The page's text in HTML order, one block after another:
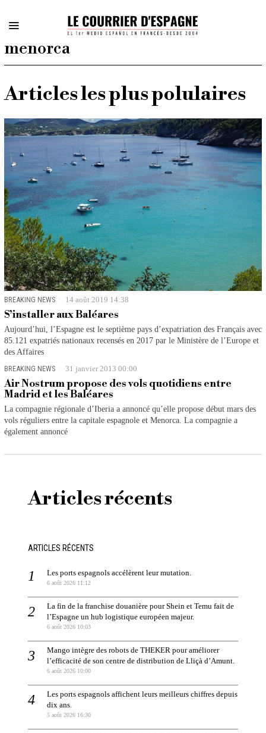
menorca
Articles les plus polulaires
BREAKING NEWS 14 août 2019 14:38
S’installer aux Baléares
Aujourd’hui, l’Espagne est le septième pays d’expatriation des Français avec
85.121 expatriés nationaux recensés en 2017 par le Ministère de l’Europe et
des Affaires
BREAKING NEWS
31 janvier 2013 00:00
Air Nostrum propose des vols quotidiens entre
Madrid et les Baléares
La compagnie régionale d’Iberia a annoncé qu’elle propose début mars des
vols réguliers entre la capitale espagnole et Menorca. La compagnie a
également annoncé
Articles récents
ARTICLES RÉCENTS
Les ports espagnols accélèrent leur mutation.
6 août 2026 11:12
La fin de la franchise douanière pour Shein et Temu fait de
l’Espagne un hub logistique européen majeur.
6 août 2026 10:03
Mango intègre des robots de THEKER pour améliorer
l’efficacité de son centre de distribution de Lliçà d’Amunt.
6 août 2026 10:00
Les ports espagnols affichent leurs meilleurs chiffres depuis
dix ans.
5 août 2026 16:30